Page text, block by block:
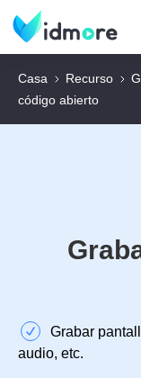
Casa Recurso
código abierto
Grabar
audio, etc.